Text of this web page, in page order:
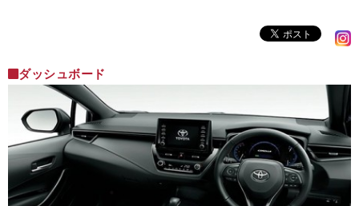
ダッシュボード